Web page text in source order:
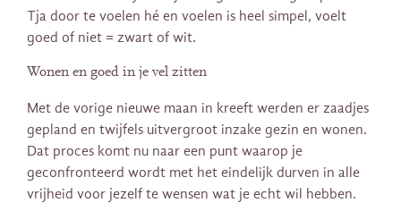
Tja door te voelen hé en voelen is heel simpel, voelt
goed of niet = zwart of wit.
Wonen en goed in je vel zitten
Met de vorige nieuwe maan in kreeft werden er zaadjes
gepland en twijfels uitvergroot inzake gezin en wonen.
Dat proces komt nu naar een punt waarop je
geconfronteerd wordt met het eindelijk durven in alle
vrijheid voor jezelf te wensen wat je echt wil hebben.